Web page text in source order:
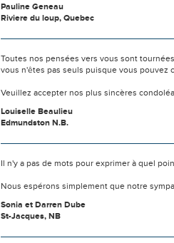
Pauline Geneau
Riviere du loup, Quebec
Toutes nos pensées vers vous sont
vous n'êtes pas seuls puisque vous pouvez
Veuillez accepter nos plus sincères
Louiselle Beaulieu
Edmundston N.B.
Il n'y a pas de mots pour exprimer à quel
Nous espérons simplement que notre
Sonia et Darren Dube
St-Jacques, NB